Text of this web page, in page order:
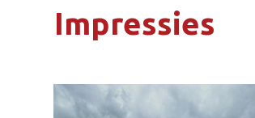
Impressies